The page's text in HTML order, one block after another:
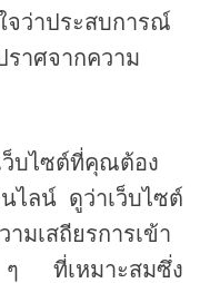
จว่าประสบการณ์
าศจากความ
บไซต์ที่คุณต้อง
ไลน์ ดูว่าเว็บไซต์
มเสถียรการเข้า
ๆ
ที่เหมาะสมซึ่ง